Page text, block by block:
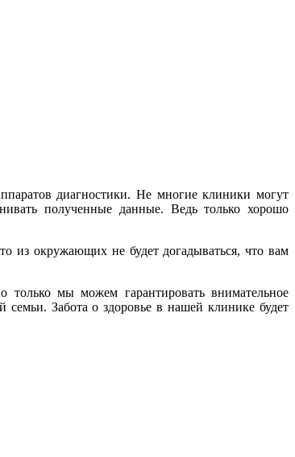
диагностики. Не многие клиники могут
полученные данные. Ведь только хорошо
из окружающих не будет догадываться, что вам
мы можем гарантировать внимательное
Забота о здоровье в нашей клинике будет